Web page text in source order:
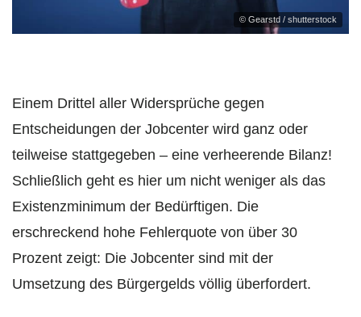
© Gearstd / shutterstock
Einem Drittel aller Widersprüche gegen
Entscheidungen der Jobcenter wird ganz oder
teilweise stattgegeben – eine verheerende Bilanz!
Schließlich geht es hier um nicht weniger als das
Existenzminimum der Bedürftigen. Die
erschreckend hohe Fehlerquote von über 30
Prozent zeigt: Die Jobcenter sind mit der
Umsetzung des Bürgergelds völlig überfordert.